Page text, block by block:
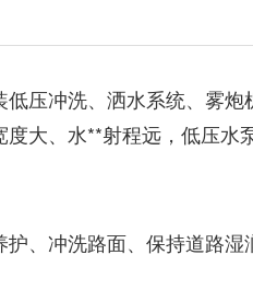
压冲洗、洒水系统、雾
大、水**射程远，低压
、冲洗路面、保持道路